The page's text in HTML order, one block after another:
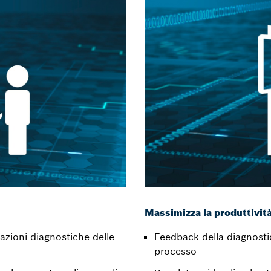
diagnostiche delle
Massimizza la
Feedback della
processo